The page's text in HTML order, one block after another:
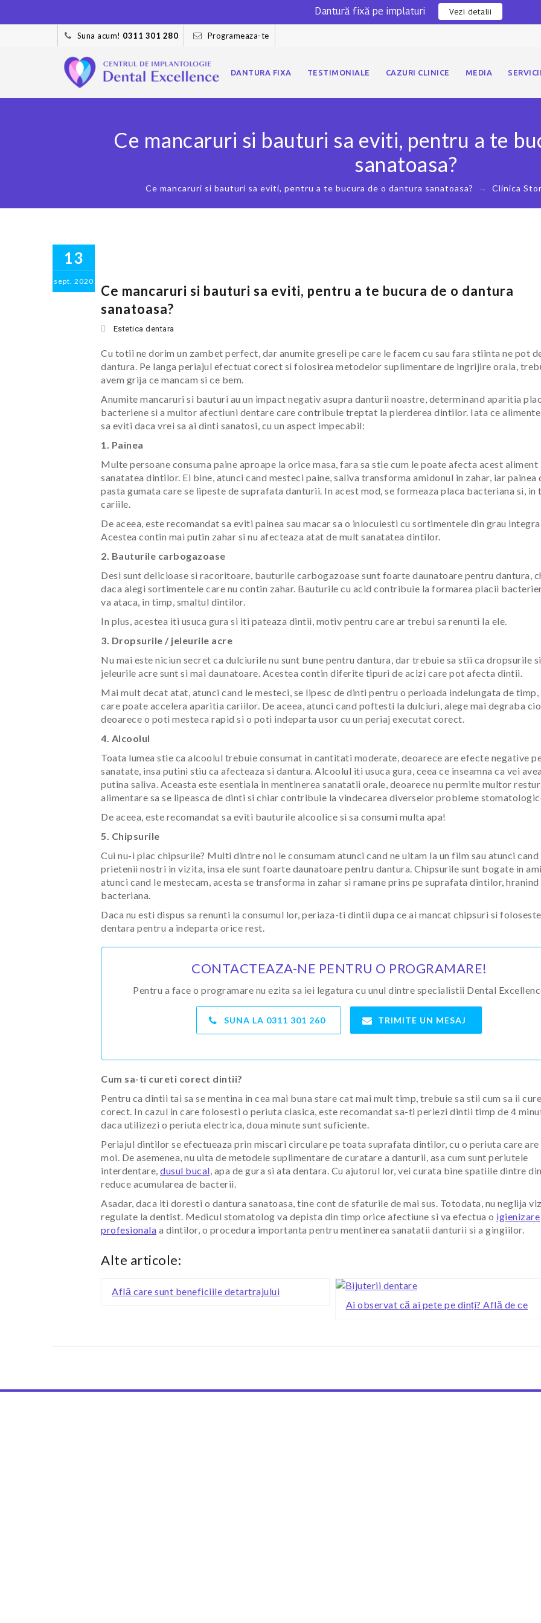
Dantură fixă pe implaturi Vezi detalii
Suna acum! 0311 301 280 Programeaza-te
DANTURA FIXA TESTIMONIALE CAZURI CLINICE MEDIA SERVICII
Ce mancaruri si bauturi sa eviti, pentru a te
sanatoasa?
Ce mancaruri si bauturi sa eviti, pentru a te bucura de o dantura sanatoasa? → Clinica
13
sept. 2020
Ce mancaruri si bauturi sa eviti, pentru a te bucura de o dantura
sanatoasa?
Estetica dentara
Cu totii ne dorim un zambet perfect, dar anumite greseli pe care le facem cu sau fara stiinta ne pot
dantura. Pe langa periajul efectuat corect si folosirea metodelor suplimentare de ingrijire orala,
avem grija ce mancam si ce bem.
Anumite mancaruri si bauturi au un impact negativ asupra danturii noastre, determinand aparitia
bacteriene si a multor afectiuni dentare care contribuie treptat la pierderea dintilor. Iata ce
sa eviti daca vrei sa ai dinti sanatosi, cu un aspect impecabil:
1. Painea
Multe persoane consuma paine aproape la orice masa, fara sa stie cum le poate afecta acest aliment
sanatatea dintilor. Ei bine, atunci cand mesteci paine, saliva transforma amidonul in zahar, iar painea
pasta gumata care se lipeste de suprafata danturii. In acest mod, se formeaza placa bacteriana si, in
cariile.
De aceea, este recomandat sa eviti painea sau macar sa o inlocuiesti cu sortimentele din grau
Acestea contin mai putin zahar si nu afecteaza atat de mult sanatatea dintilor.
2. Bauturile carbogazoase
Desi sunt delicioase si racoritoare, bauturile carbogazoase sunt foarte daunatoare pentru dantura,
daca alegi sortimentele care nu contin zahar. Bauturile cu acid contribuie la formarea placii
va ataca, in timp, smaltul dintilor.
In plus, acestea iti usuca gura si iti pateaza dintii, motiv pentru care ar trebui sa renunti la ele.
3. Dropsurile / jeleurile acre
Nu mai este niciun secret ca dulciurile nu sunt bune pentru dantura, dar trebuie sa stii ca dropsurile si
jeleurile acre sunt si mai daunatoare. Acestea contin diferite tipuri de acizi care pot afecta dintii.
Mai mult decat atat, atunci cand le mesteci, se lipesc de dinti pentru o perioada indelungata de
care poate accelera aparitia cariilor. De aceea, atunci cand poftesti la dulciuri, alege mai degraba
deoarece o poti mesteca rapid si o poti indeparta usor cu un periaj executat corect.
4. Alcoolul
Toata lumea stie ca alcoolul trebuie consumat in cantitati moderate, deoarece are efecte negative
sanatate, insa putini stiu ca afecteaza si dantura. Alcoolul iti usuca gura, ceea ce inseamna ca vei
putina saliva. Aceasta este esentiala in mentinerea sanatatii orale, deoarece nu permite multor
alimentare sa se lipeasca de dinti si chiar contribuie la vindecarea diverselor probleme
De aceea, este recomandat sa eviti bauturile alcoolice si sa consumi multa apa!
5. Chipsurile
Cui nu-i plac chipsurile? Multi dintre noi le consumam atunci cand ne uitam la un film sau atunci cand
prietenii nostri in vizita, insa ele sunt foarte daunatoare pentru dantura. Chipsurile sunt bogate in
atunci cand le mestecam, acesta se transforma in zahar si ramane prins pe suprafata dintilor, hranind
bacteriana.
Daca nu esti dispus sa renunti la consumul lor, periaza-ti dintii dupa ce ai mancat chipsuri si
dentara pentru a indeparta orice rest.
CONTACTEAZA-NE PENTRU O PROGRAMARE!
Pentru a face o programare nu ezita sa iei legatura cu unul dintre specialistii Dental
SUNA LA 0311 301 260 TRIMITE UN MESAJ
Cum sa-ti cureti corect dintii?
Pentru ca dintii tai sa se mentina in cea mai buna stare cat mai mult timp, trebuie sa stii cum sa ii
corect. In cazul in care folosesti o periuta clasica, este recomandat sa-ti periezi dintii timp de 4
daca utilizezi o periuta electrica, doua minute sunt suficiente.
Periajul dintilor se efectueaza prin miscari circulare pe toata suprafata dintilor, cu o periuta care are
moi. De asemenea, nu uita de metodele suplimentare de curatare a danturii, asa cum sunt periutele
interdentare, dusul bucal , apa de gura si ata dentara. Cu ajutorul lor, vei curata bine spatiile dintre
reduce acumularea de bacterii.
Asadar, daca iti doresti o dantura sanatoasa, tine cont de sfaturile de mai sus. Totodata, nu neglija
regulate la dentist. Medicul stomatolog va depista din timp orice afectiune si va efectua o igienizare
profesionala a dintilor, o procedura importanta pentru mentinerea sanatatii danturii si a gingiilor.
Alte articole:
Află care sunt beneficiile detartrajului
Ai observat că ai pete pe dinți? Află de ce